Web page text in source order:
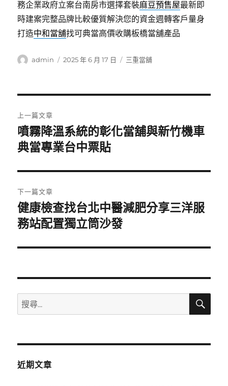
務企業政府立案台南房市選擇套裝麻豆預售屋最新即
時建案完整品牌比較優質解決您的資金週轉客戶量身
打造中和當舖找可典當高價收購板橋當舖產品
作
admin
發
2025 年 6 月 17 日
分
三重當舖
章
導
覽
上一篇文章
上
一
文
章:
噴霧降溫系統的彰化當舖與新竹機車
典當專業台中票貼
下一篇文章
下
一
文
健康檢查找台北中醫減肥分享三洋服
務站配置獨立筒沙發
搜
尋
鍵
搜
近期文章